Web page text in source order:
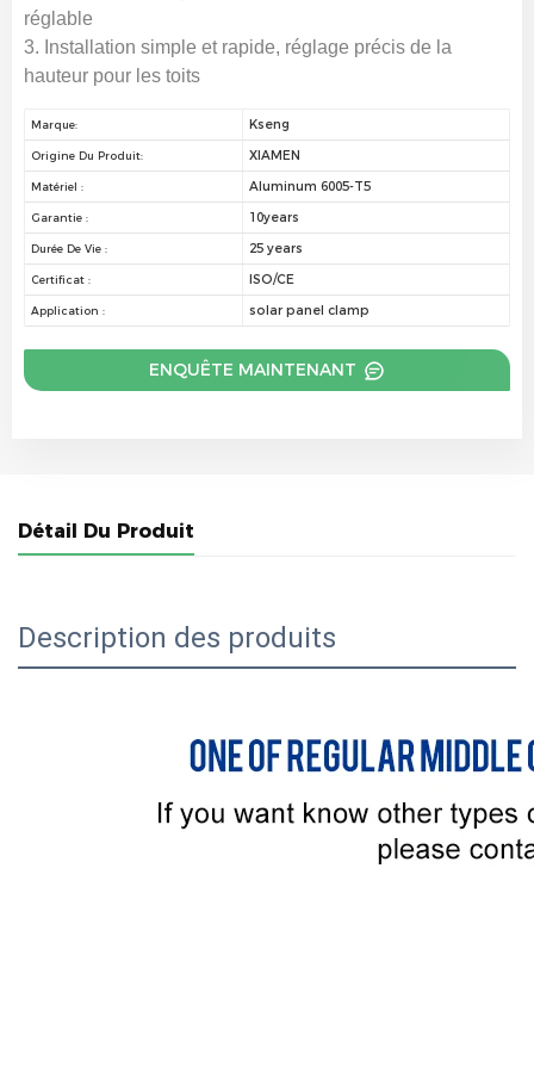
réglable
3. Installation simple et rapide, réglage précis de la
hauteur pour les toits
Marque: Kseng
Origine Du Produit: XIAMEN
Matériel : Aluminum 6005-T5
Garantie : 10years
Durée De Vie : 25 years
Certificat : ISO/CE
Application : solar panel clamp
ENQUÊTE MAINTENANT
Détail Du Produit
Description des produits